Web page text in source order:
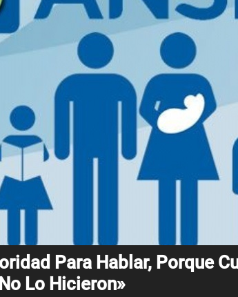
Para Hablar, Porque
Lo Hicieron»